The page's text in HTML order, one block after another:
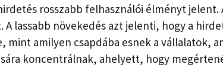
rosszabb felhasználói élményt jelent.
A lassabb növekedés azt jelenti, hogy a
mint amilyen csapdába esnek a vállalatok,
koncentrálnak, ahelyett, hogy